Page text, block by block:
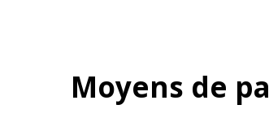
Moyens de